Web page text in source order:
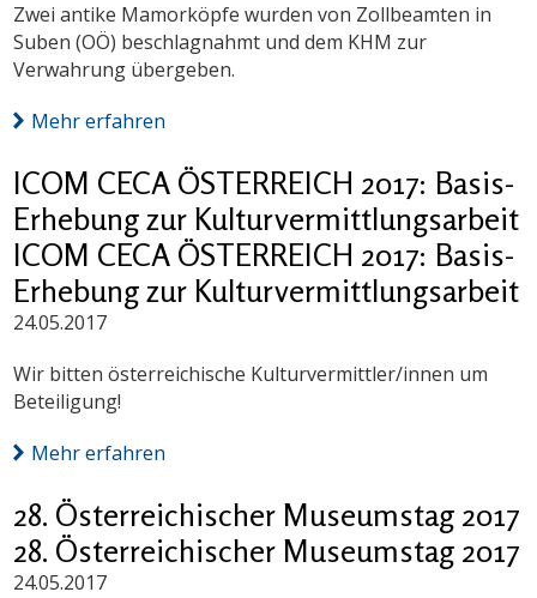
Zwei antike Mamorköpfe wurden von Zollbeamten in
Suben (OÖ) beschlagnahmt und dem KHM zur
Verwahrung übergeben.
Mehr erfahren
ICOM CECA ÖSTERREICH 2017: Basis-
Erhebung zur Kulturvermittlungsarbeit
ICOM CECA ÖSTERREICH 2017: Basis-
Erhebung zur Kulturvermittlungsarbeit
24.05.2017
Wir bitten österreichische Kulturvermittler/innen um
Beteiligung!
Mehr erfahren
28. Österreichischer Museumstag 2017
28. Österreichischer Museumstag 2017
24.05.2017